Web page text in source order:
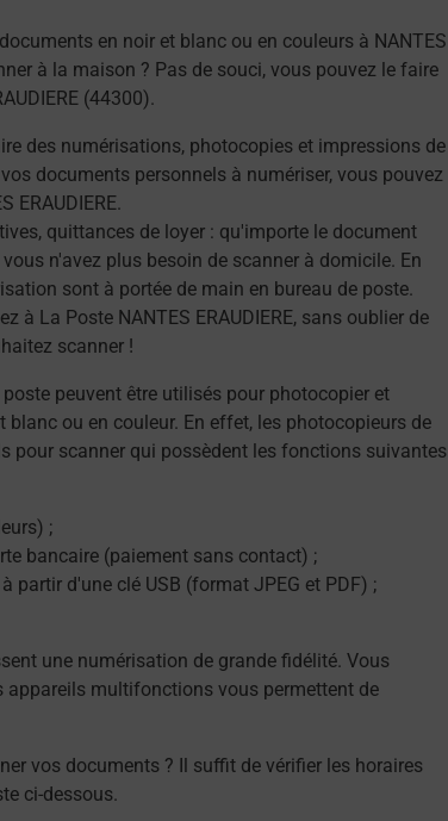
en noir et blanc ou en couleurs à NANTES
à la maison ? Pas de souci, vous pouvez le faire
(44300).
des numérisations, photocopies et impressions de
documents personnels à numériser, vous pouvez
ERAUDIERE.
quittances de loyer : qu'importe le document
n'avez plus besoin de scanner à domicile. En
sont à portée de main en bureau de poste.
à La Poste NANTES ERAUDIERE, sans oublier de
scanner !
peuvent être utilisés pour photocopier et
ou en couleur. En effet, les photocopieurs de
pour scanner qui possèdent les fonctions suivantes
;
bancaire (paiement sans contact) ;
partir d'une clé USB (format JPEG et PDF) ;
une numérisation de grande fidélité. Vous
appareils multifonctions vous permettent de
vos documents ? Il suffit de vérifier les horaires
ci-dessous.